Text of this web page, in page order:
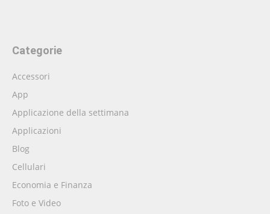
Categorie
Accessori
App
Applicazione della settimana
Applicazioni
Blog
Cellulari
Economia e Finanza
Foto e Video